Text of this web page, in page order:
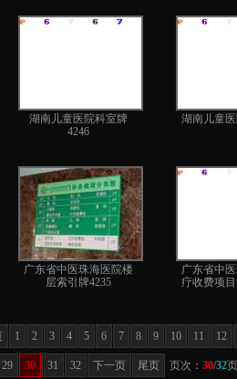
湖南儿童医院科室牌
4246
湖南儿童
广东省中医珠海医院楼
层索引牌4235
广东省中
疗收费项
1 2 3 4 5 6 7 8 9 10 11 12
29 30 31 32 下一页 尾页 页次： 30/32页